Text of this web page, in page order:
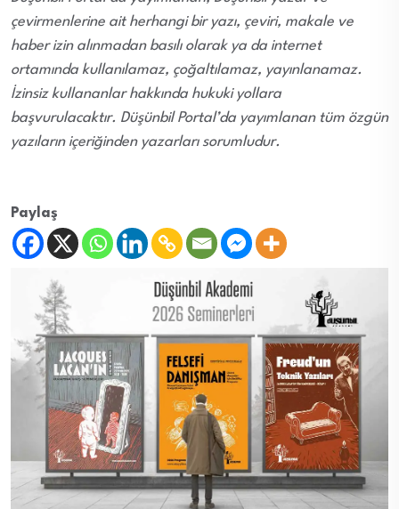
çevirmenlerine ait herhangi bir yazı, çeviri, makale ve
haber izin alınmadan basılı olarak ya da internet
ortamında kullanılamaz, çoğaltılamaz, yayınlanamaz.
İzinsiz kullananlar hakkında hukuki yollara
başvurulacaktır. Düşünbil Portal’da yayımlanan tüm özgün
yazıların içeriğinden yazarları sorumludur.
Paylaş